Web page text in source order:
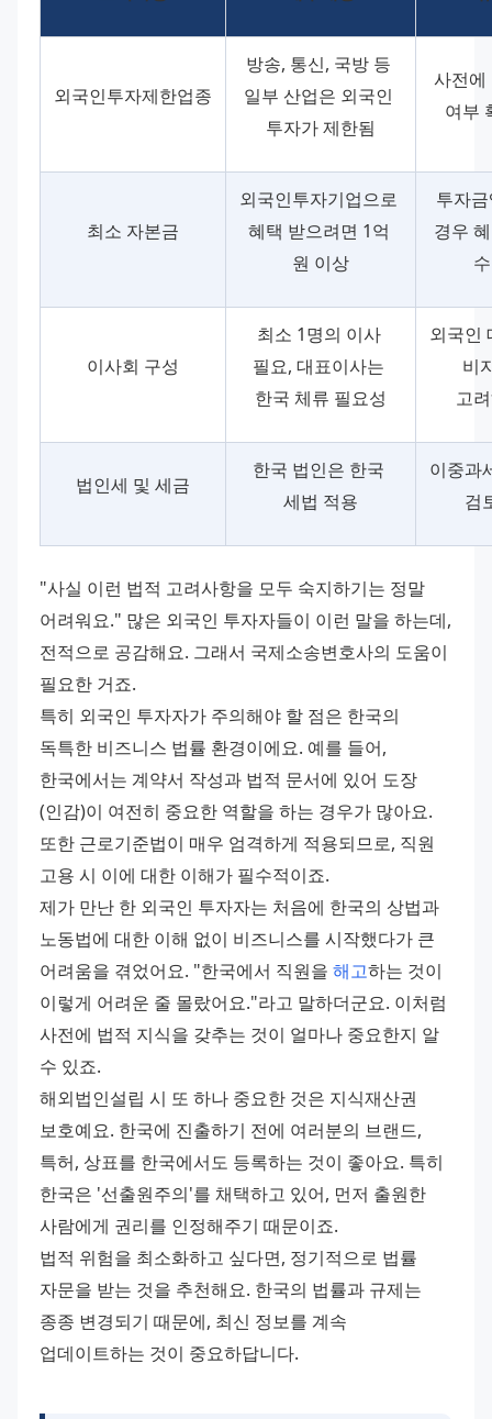
외국인투자제한업종
방송, 통신, 국방 등
일부 산업은 외국인
투자가 제한됨
사전에
여부
최소 자본금
외국인투자기업으로
혜택 받으려면 1억
원 이상
투자
경우
이사회 구성
최소 1명의 이사
필요, 대표이사는
한국 체류 필요성
외국인
비
고
법인세 및 세금
한국 법인은 한국
세법 적용
이중과
검
"사실 이런 법적 고려사항을 모두 숙지하기는 정말
어려워요." 많은 외국인 투자자들이 이런 말을 하는데,
전적으로 공감해요. 그래서 국제소송변호사의 도움이
필요한 거죠.
특히 외국인 투자자가 주의해야 할 점은 한국의
독특한 비즈니스 법률 환경이에요. 예를 들어,
한국에서는 계약서 작성과 법적 문서에 있어 도장
(인감)이 여전히 중요한 역할을 하는 경우가 많아요.
또한 근로기준법이 매우 엄격하게 적용되므로, 직원
고용 시 이에 대한 이해가 필수적이죠.
제가 만난 한 외국인 투자자는 처음에 한국의 상법과
노동법에 대한 이해 없이 비즈니스를 시작했다가 큰
어려움을 겪었어요. "한국에서 직원을 해고하는 것이
이렇게 어려운 줄 몰랐어요."라고 말하더군요. 이처럼
사전에 법적 지식을 갖추는 것이 얼마나 중요한지 알
수 있죠.
해외법인설립 시 또 하나 중요한 것은 지식재산권
보호예요. 한국에 진출하기 전에 여러분의 브랜드,
특허, 상표를 한국에서도 등록하는 것이 좋아요. 특히
한국은 '선출원주의'를 채택하고 있어, 먼저 출원한
사람에게 권리를 인정해주기 때문이죠.
법적 위험을 최소화하고 싶다면, 정기적으로 법률
자문을 받는 것을 추천해요. 한국의 법률과 규제는
종종 변경되기 때문에, 최신 정보를 계속
업데이트하는 것이 중요하답니다.